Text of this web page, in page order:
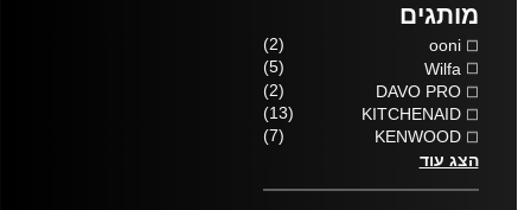
מותגים
(2)
ooni
(5)
Wilfa
(2)
DAVO PRO
(13)
KITCHENAID
(7)
KENWOOD
הצג עוד